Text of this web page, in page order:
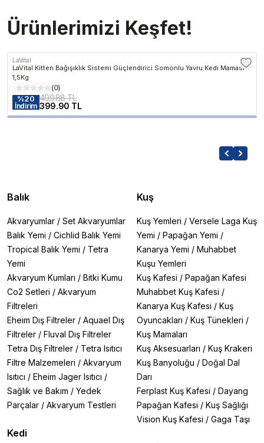
Ürünlerimizi Keşfet!
LaVital
LaVital Kitten Bağışıklık Sistemi Güçlendirici Somonlu Yavru Kedi Maması
1,5Kg
(0)
%20
İndirim
499.88 TL
399.90 TL
Balık
Akvaryumlar / Set Akvaryumlar
Balık Yemi / Cichlid Balık Yemi
Tropical Balık Yemi / Tetra
Yemi
Akvaryum Kumları / Bitki Kumu
Co2 Setleri / Akvaryum
Filtreleri
Eheim Dış Filtreler / Aquael Dış
Filtreler / Fluval Dış Filtreler
Tetra Dış Filtreler / Tetra Isıtıcı
Filtre Malzemeleri / Akvaryum
Isıtıcı / Eheim Jager Isıtıcı /
Sağlık ve Bakım / Yedek
Parçalar / Akvaryum Testleri
Kedi
Kuş
Kuş Yemleri / Versele Laga Kuş
Yemi / Papağan Yemi /
Kanarya Yemi / Muhabbet
Kuşu Yemleri
Kuş Kafesi / Papağan Kafesi
Muhabbet Kuş Kafesi /
Kanarya Kuş Kafesi / Kuş
Oyuncakları / Kuş Tünekleri /
Kuş Mamaları
Kuş Aksesuarları / Kuş Krakeri
Kuş Banyoluğu / Doğal Dal
Darı
Ferplast Kuş Kafesi / Dayang
Papağan Kafesi / Kuş Sağlığı
Vision Kuş Kafesi / Gaga Taşı